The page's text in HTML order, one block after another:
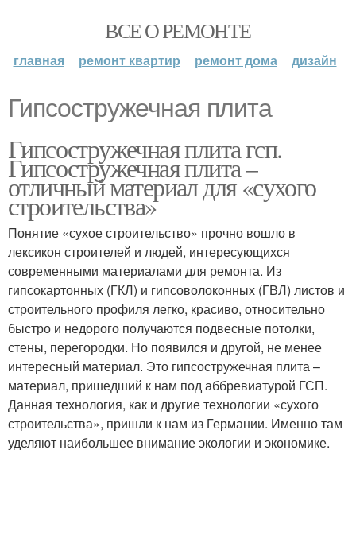
ВСЕ О РЕМОНТЕ
главная ремонт квартир ремонт дома дизайн
Гипсостружечная плита
Гипсостружечная плита гсп.
Гипсостружечная плита –
отличный материал для «сухого
строительства»
Понятие «сухое строительство» прочно вошло в
лексикон строителей и людей, интересующихся
современными материалами для ремонта. Из
гипсокартонных (ГКЛ) и гипсоволоконных (ГВЛ) листов и
строительного профиля легко, красиво, относительно
быстро и недорого получаются подвесные потолки,
стены, перегородки. Но появился и другой, не менее
интересный материал. Это гипсостружечная плита –
материал, пришедший к нам под аббревиатурой ГСП.
Данная технология, как и другие технологии «сухого
строительства», пришли к нам из Германии. Именно там
уделяют наибольшее внимание экологии и экономике.